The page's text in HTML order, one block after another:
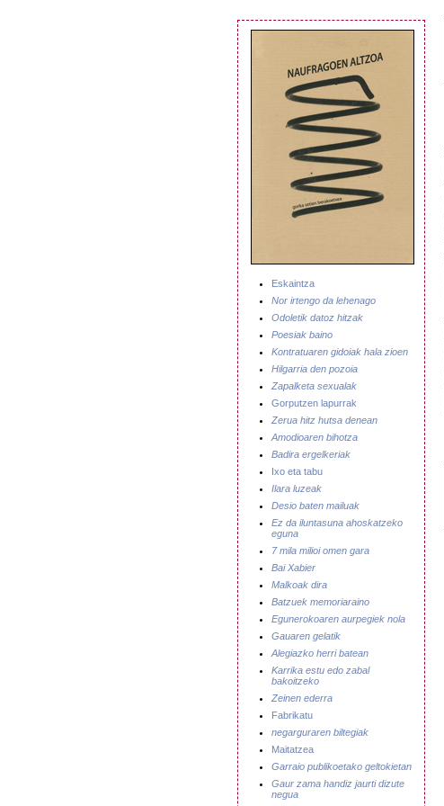
Eskaintza
Nor irtengo da lehenago
Odoletik datoz hitzak
Poesiak baino
Kontratuaren gidoiak hala zioen
Hilgarria den pozoia
Zapalketa sexualak
Gorputzen lapurrak
Zerua hitz hutsa denean
Amodioaren bihotza
Badira ergelkeriak
Ixo eta tabu
Ilara luzeak
Desio baten mailuak
Ez da iluntasuna ahoskatzeko
eguna
7 mila milioi omen gara
Bai Xabier
Malkoak dira
Batzuek memoriaraino
Egunerokoaren aurpegiek nola
Gauaren gelatik
Alegiazko herri batean
Karrika estu edo zabal
bakoitzeko
Zeinen ederra
Fabrikatu
negarguraren biltegiak
Maitatzea
Garraio publikoetako geltokietan
Gaur zama handiz jaurti dizute
negua